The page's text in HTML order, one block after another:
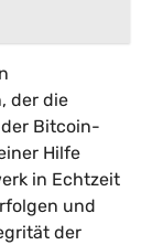
der die
Bitcoin-
Hilfe
in Echtzeit
und
der